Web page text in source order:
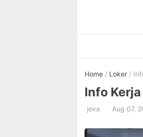
Home / Loker /
Info
jova Aug 07,